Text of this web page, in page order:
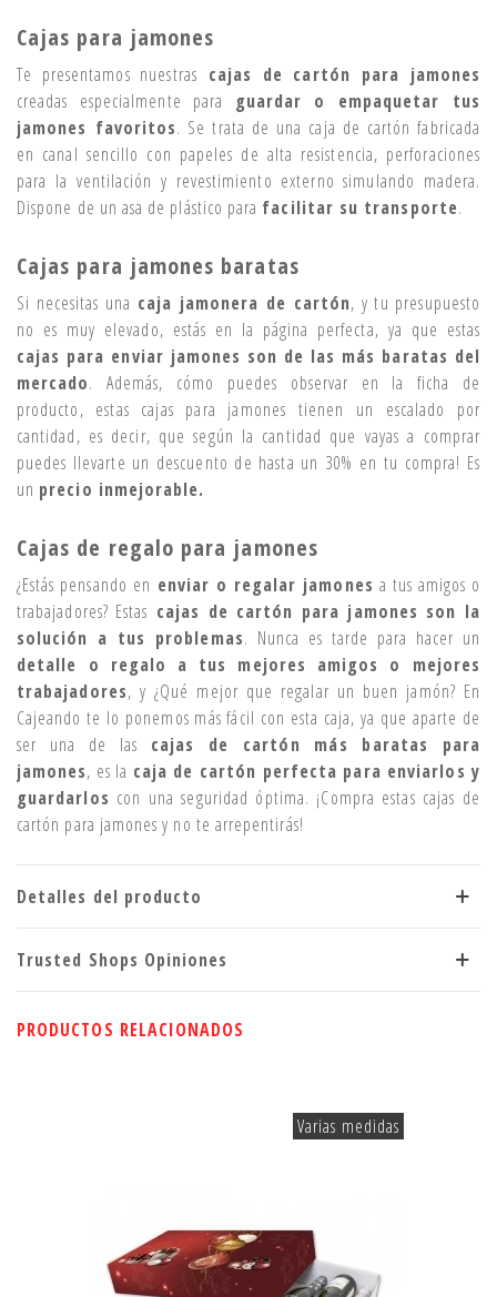
Cajas para jamones
Te presentamos nuestras cajas de cartón para jamones
creadas especialmente para
guardar o empaquetar tus
jamones favoritos. Se trata de una caja de cartón fabricada
en canal sencillo con papeles de alta resistencia, perforaciones
para la ventilación y revestimiento externo simulando madera.
Dispone de un asa de plástico para facilitar su transporte.
Cajas para jamones baratas
Si necesitas una caja jamonera de cartón, y tu presupuesto
no es muy elevado, estás en la página perfecta, ya que estas
cajas para enviar jamones son de las más baratas del
mercado. Además, cómo puedes observar en la ficha de
producto, estas cajas para jamones tienen un escalado por
cantidad, es decir, que según la cantidad que vayas a comprar
puedes llevarte un descuento de hasta un 30% en tu compra! Es
un precio inmejorable.
Cajas de regalo para jamones
¿Estás pensando en enviar o regalar jamones a tus amigos o
trabajadores? Estas cajas de cartón para jamones son la
solución a tus problemas. Nunca es tarde para hacer un
detalle o regalo a tus mejores amigos o mejores
trabajadores, y ¿Qué mejor que regalar un buen jamón? En
Cajeando te lo ponemos más fácil con esta caja, ya que aparte de
ser una de las cajas de cartón más baratas para
jamones, es la caja de cartón perfecta para enviarlos y
guardarlos con una seguridad óptima. ¡Compra estas cajas de
cartón para jamones y no te arrepentirás!
Detalles del producto
Trusted Shops Opiniones
PRODUCTOS RELACIONADOS
Varias medidas